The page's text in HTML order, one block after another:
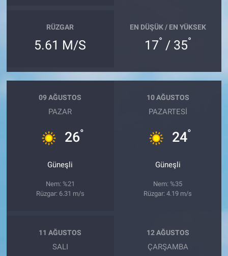
RÜZGAR
5.61 M/S
EN DÜŞÜK / EN YÜKSEK
17° / 35°
09 AĞUSTOS
PAZAR
26°
Güneşli
Nem: %21
Rüzgar: 6.31 m/s
10 AĞUSTOS
PAZARTESI
24°
Güneşli
Nem: %35
Rüzgar: 4.19 m/s
11 AĞUSTOS
SALI
12 AĞUSTOS
ÇARŞAMBA